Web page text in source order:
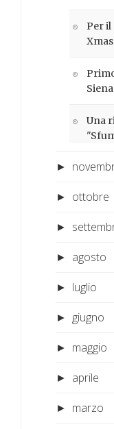
Per il
Xmas
Siena
Una
►
► ottobre
►
► agosto
► luglio
► giugno
► maggio
► aprile
► marzo